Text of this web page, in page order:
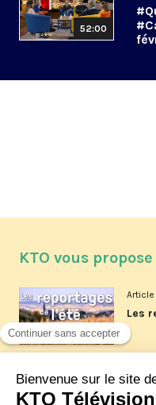
52:00
KTO vous propose
Article
Les
La
XIV